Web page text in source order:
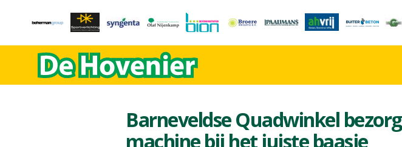
Barneveldse Quadwinkel
machine bij het juiste baasje